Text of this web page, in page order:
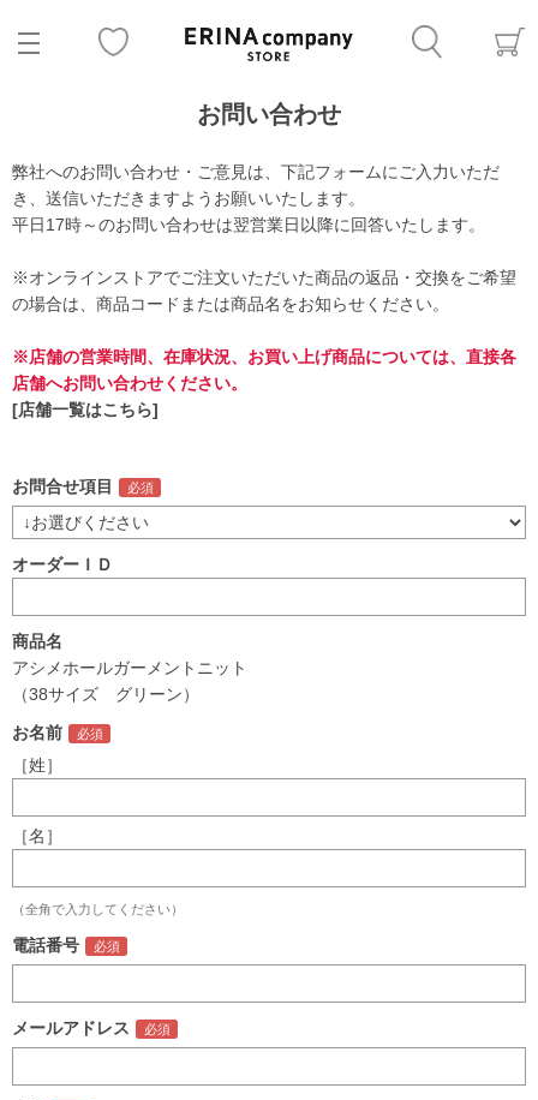
お問い合わせ
弊社へのお問い合わせ・ご意見は、下記フォームにご入力いただ
き、送信いただきますようお願いいたします。
平日17時～のお問い合わせは翌営業日以降に回答いたします。
※オンラインストアでご注文いただいた商品の返品・交換をご希望
の場合は、商品コードまたは商品名をお知らせください。
※店舗の営業時間、在庫状況、お買い上げ商品については、直接各
店舗へお問い合わせください。
[店舗一覧はこちら]
お問合せ項目
オーダーＩＤ
商品名
アシメホールガーメントニット
（38サイズ グリーン）
お名前
［姓］
［名］
（全角で入力してください）
電話番号
メールアドレス